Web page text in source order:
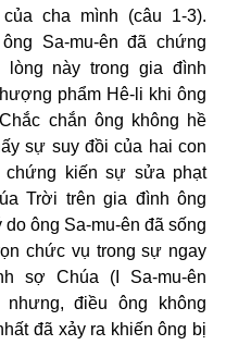
cha mình (câu 1-3).
Sa-mu-ên đã chứng
lòng này trong gia đình
phẩm Hê-li khi ông
chắn ông không hề
sự suy đồi của hai con
chứng kiến sự sửa phạt
Trời trên gia đình ông
ông Sa-mu-ên đã sống
chức vụ trong sự ngay
sợ Chúa (I Sa-mu-ên
nhưng, điều ông không
đã xảy ra khiến ông bị